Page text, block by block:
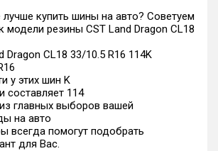
лучше купить шины на авто? Советуем
модели резины CST Land Dragon CL18
Dragon CL18 33/10.5 R16 114K
у этих шин K
составляет 114
главных выборов вашей
на авто
всегда помогут подобрать
для Вас.